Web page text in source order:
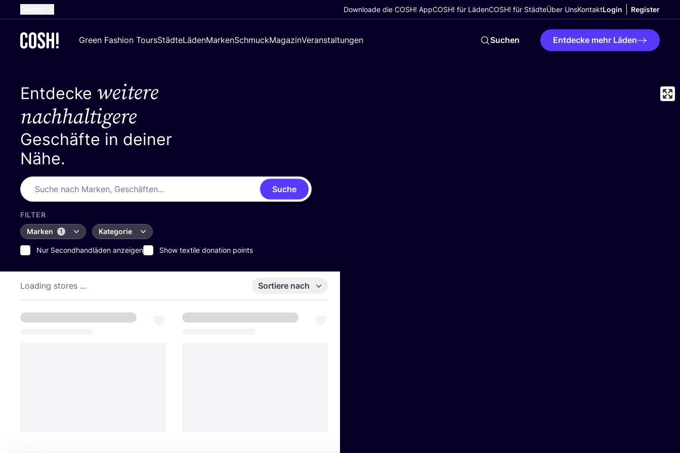
Dutch
Spanish
Downloade die COSH! AppCOSH! für LädenCOSH! für StädteÜber UnsKontaktLogin Register
Green Fashion ToursStädteLädenMarkenSchmuckMagazinVeranstaltungen Suchen Entdecke mehr Läden
Entdecke weitere
nachhaltigere
Geschäfte in deiner
Nähe.
Suche
FILTER
Marken
1 Kategorie
Nur Secondhandläden anzeigen Show textile donation points
Loading stores ... Sortiere nach